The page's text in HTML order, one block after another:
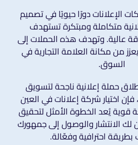
الإعلانات دورًا حيويًا في تصميم
متكاملة ومبتكرة تستهدف
عالية. وتهدف هذه الحملات إلى
من مكانة العلامة التجارية في
السوق.
حملة إعلانية ناجحة لتسويق
اختيار شركة إعلانات في العين
يُعد الخطوة الأمثل لتحقيق
لك الانتشار والوصول إلى جمهورك
احترافية وفعّالة.